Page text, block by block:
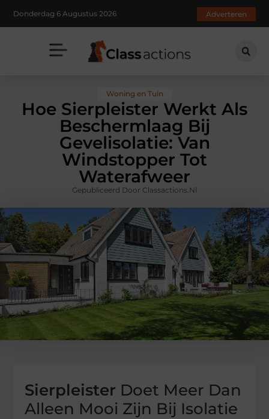
Donderdag 6 Augustus 2026 Adverteren
Woning en Tuin
Hoe Sierpleister Werkt Als
Beschermlaag Bij
Gevelisolatie: Van
Windstopper Tot
Waterafweer
Gepubliceerd Door Classactions.nl
Sierpleister Doet Meer Dan
Alleen Mooi Zijn Bij Isolatie